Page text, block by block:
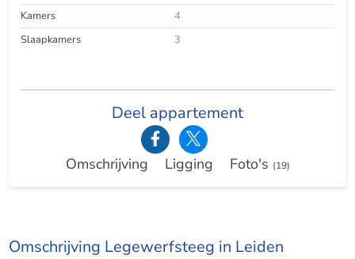
Kamers
4
Slaapkamers
3
Deel appartement
Omschrijving Ligging Foto's (19)
Omschrijving Legewerfsteeg in Leiden